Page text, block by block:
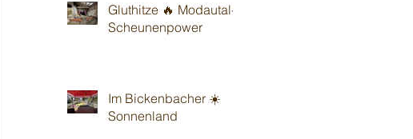
Gluthitze 🔥 Modautal-
Scheunenpower
Im Bickenbacher ☀️
Sonnenland